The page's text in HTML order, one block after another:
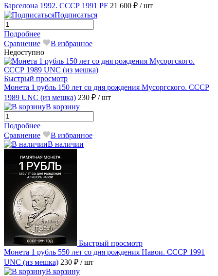
Барселона 1992. СССР 1991 PF 21 600 ₽ / шт
Подписаться
Подробнее
Сравнение
В избранное
Недоступно
Быстрый просмотр
Монета 1 рубль 150 лет со дня рождения Мусоргского. СССР
1989 UNC (из мешка) 230 ₽ / шт
В корзину
Подробнее
Сравнение
В избранное
В наличии
Быстрый просмотр
Монета 1 рубль 550 лет со дня рождения Навои. СССР 1991
UNC (из мешка) 230 ₽ / шт
В корзину